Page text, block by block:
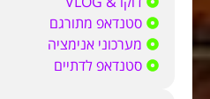
סטנדאפ מתורגם
מערכוני אנימציה
סטנדאפ לדתיים